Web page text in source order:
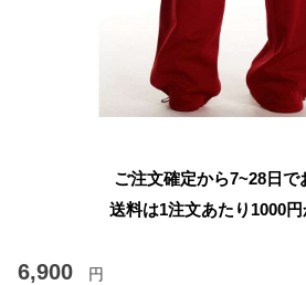
ご注文確定から7~28日で
送料は1注文あたり 1000
6,900 円